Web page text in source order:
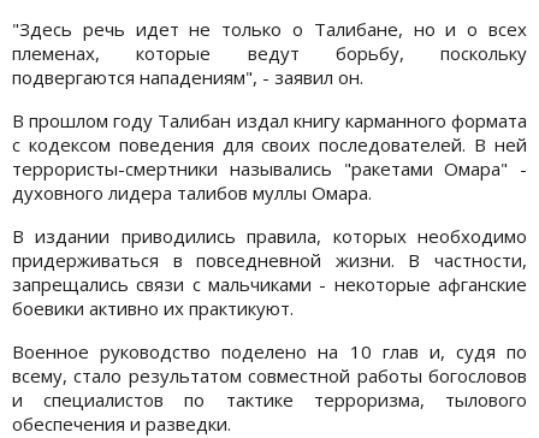
"Здесь речь идет не только о Талибане, но и о всех
племенах, которые ведут борьбу, поскольку
подвергаются нападениям", - заявил он.
В прошлом году Талибан издал книгу карманного формата
с кодексом поведения для своих последователей. В ней
террористы-смертники назывались "ракетами Омара" -
духовного лидера талибов муллы Омара.
В издании приводились правила, которых необходимо
придерживаться в повседневной жизни. В частности,
запрещались связи с мальчиками - некоторые афганские
боевики активно их практикуют.
Военное руководство поделено на 10 глав и, судя по
всему, стало результатом совместной работы богословов
и специалистов по тактике терроризма, тылового
обеспечения и разведки.